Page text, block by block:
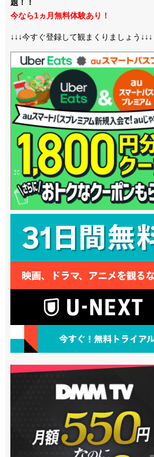
題！！
今なら1ヵ月無料体験あり！
↓↓↓今すぐ登録して観まくりましょう↓↓↓